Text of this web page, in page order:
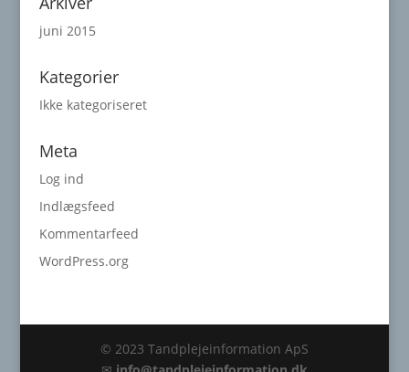
juni 2015
Kategorier
Ikke kategoriseret
Meta
Log ind
Indlægsfeed
Kommentarfeed
WordPress.org
© 2023 Tandplejeinformation ApS